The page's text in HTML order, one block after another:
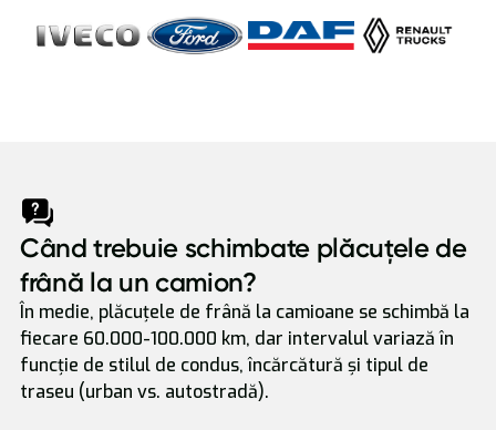
Când trebuie schimbate plăcuțele de
frână la un camion?
În medie, plăcuțele de frână la camioane se schimbă la
fiecare 60.000-100.000 km, dar intervalul variază în
funcție de stilul de condus, încărcătură și tipul de
traseu (urban vs. autostradă).